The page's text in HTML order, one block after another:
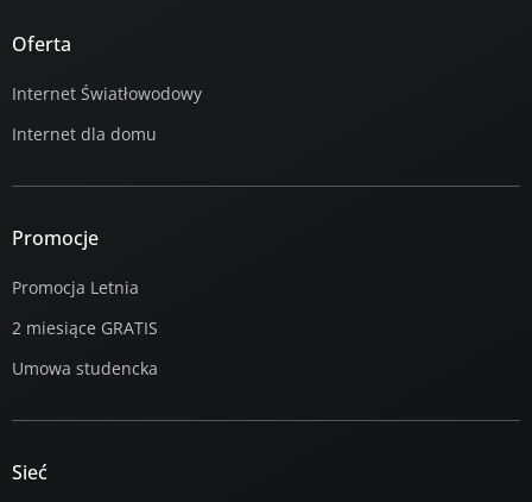
Oferta
Internet Światłowodowy
Internet dla domu
Promocje
Promocja Letnia
2 miesiące GRATIS
Umowa studencka
Sieć